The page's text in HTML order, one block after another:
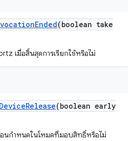
Ended(boolean take
เมื่อสิ้นสุดการเรียกใช้หรือไม่
DeviceRelease(boolean early
นกำหนดในโหมดที่มอบสิทธิ์หรือไม่